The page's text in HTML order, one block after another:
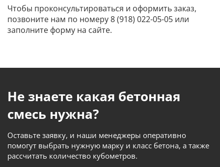
Чтобы проконсультироваться и оформить заказ,
позвоните нам по номеру 8 (918) 022-05-05 или
заполните форму на сайте.
Не знаете какая бетонная
смесь нужна?
Оставьте заявку, и наши менеджеры оперативно
помогут выбрать нужную марку и класс бетона, а также
рассчитать количество кубометров.